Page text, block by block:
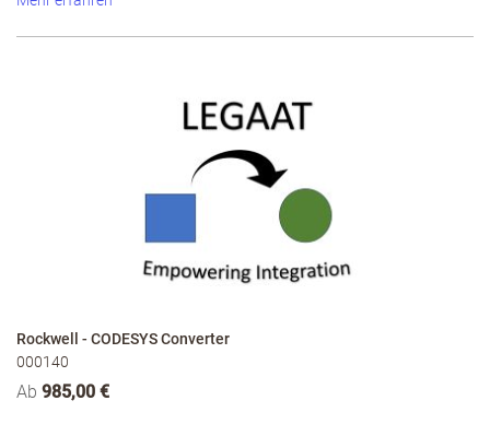
Rockwell - CODESYS Converter
000140
Ab 985,00 €